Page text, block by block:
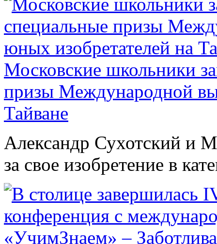
Московские школьники
призы Международной
Тайване
Александр Сухотский и
за свое изобретение в